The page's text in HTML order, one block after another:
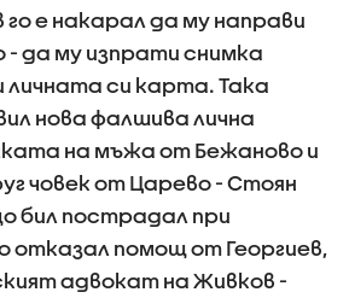
го е накарал да му направи
- да му изпрати снимка
си карта. Така
нова фалшива лична
на мъжа от Бежаново и
човек от Царево - Стоян
бил пострадал при
отказал помощ от Георгиев,
адвокат на Живков -